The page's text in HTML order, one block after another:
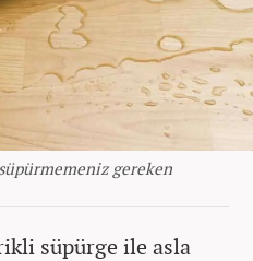
gereken
süpürge ile asla